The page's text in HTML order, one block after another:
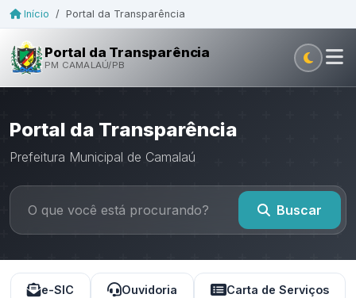
Início / Portal da Transparência
Portal da Transparência
PM CAMALAÚ/PB
Portal da Transparência
Prefeitura Municipal de Camalaú
Buscar
e-SIC Ouvidoria Carta de Serviços